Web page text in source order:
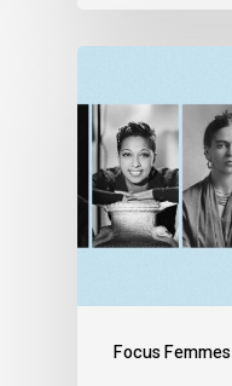
Focus Femmes